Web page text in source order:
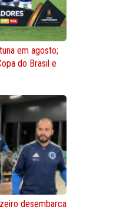
em agosto;
do Brasil e
desembarca